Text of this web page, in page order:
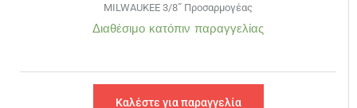
MILWAUKEE 3/8˝ Προσαρμογέας
Διαθέσιμο κατόπιν παραγγελίας
Καλέστε για παραγγελία